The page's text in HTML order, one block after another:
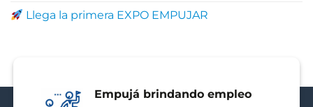
Llega la primera EXPO EMPUJAR
Empujá brindando empleo